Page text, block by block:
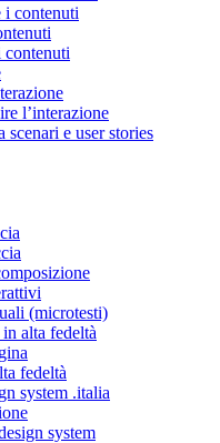
i contenuti
contenuti
l’interazione
e user stories
(microtesti)
alta fedeltà
fedeltà
system .italia
system